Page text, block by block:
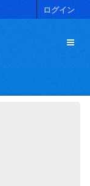
ログイン